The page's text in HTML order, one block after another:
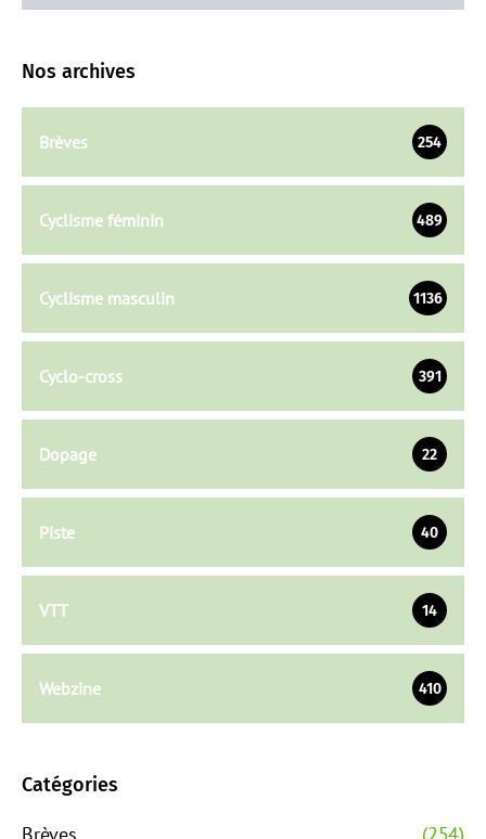
Nos archives
Brèves 254
Cyclisme féminin 489
Cyclisme masculin 1136
Cyclo-cross 391
Dopage 22
Piste 40
VTT 14
Webzine 410
Catégories